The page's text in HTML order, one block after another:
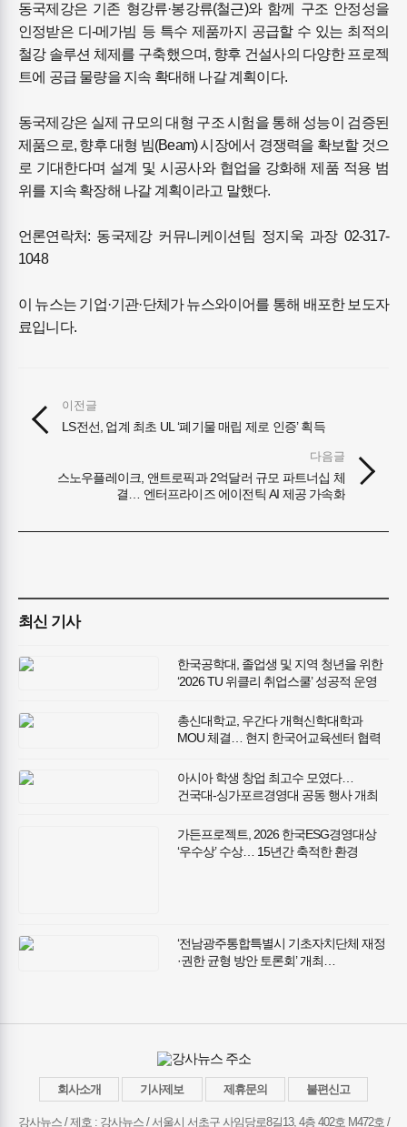
동국제강은 기존 형강류·봉강류(철근)와 함께 구조 안정성을
인정받은 디-메가빔 등 특수 제품까지 공급할 수 있는 최적의
철강 솔루션 체제를 구축했으며, 향후 건설사의 다양한 프로젝
트에 공급 물량을 지속 확대해 나갈 계획이다.
동국제강은 실제 규모의 대형 구조 시험을 통해 성능이 검증된
제품으로, 향후 대형 빔(Beam) 시장에서 경쟁력을 확보할 것으
로 기대한다며 설계 및 시공사와 협업을 강화해 제품 적용 범
위를 지속 확장해 나갈 계획이라고 말했다.
언론연락처: 동국제강 커뮤니케이션팀 정지욱 과장 02-317-
1048
이 뉴스는 기업·기관·단체가 뉴스와이어를 통해 배포한 보도자
료입니다.
이전글
LS전선, 업계 최초 UL ‘폐기물 매립 제로 인증’ 획득
다음글
스노우플레이크, 앤트로픽과 2억달러 규모 파트너십 체
결… 엔터프라이즈 에이전틱 AI 제공 가속화
최신 기사
한국공학대, 졸업생 및 지역 청년을 위한
‘2026 TU 위클리 취업스쿨’ 성공적 운영
총신대학교, 우간다 개혁신학대학과
MOU 체결… 현지 한국어교육센터 협력
아시아 학생 창업 최고수 모였다…
건국대-싱가포르경영대 공동 행사 개최
가든프로젝트, 2026 한국ESG경영대상
‘우수상’ 수상… 15년간 축적한 환경
‘전남광주통합특별시 기초자치단체 재정
·권한 균형 방안 토론회’ 개최…
회사소개 기사제보 제휴문의 불편신고
강사뉴스 / 제호 : 강사뉴스 /서울시 서초구 사임당로8길13, 4층 402호 M472호 /